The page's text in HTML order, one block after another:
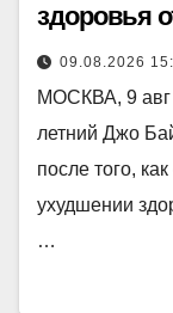
здоровья
09.08.2026
МОСКВА, 9
летний Джо
после того,
ухудшении
…